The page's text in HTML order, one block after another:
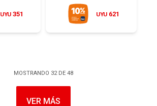
UYU 351 UYU 621
MOSTRANDO 32DE 48
VER MÁS